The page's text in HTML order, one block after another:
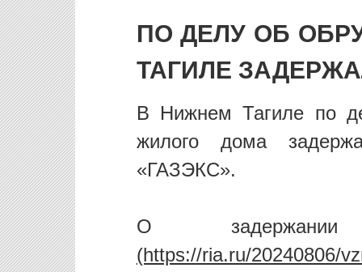
ПО ДЕЛУ ОБ
ТАГИЛЕ
В Нижнем Тагиле по
жилого дома
«ГАЗЭКС».
О